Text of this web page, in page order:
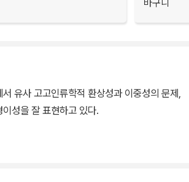
바구니
유사 고고인류학적 환상성과 이중성의 문제,
성을 잘 표현하고 있다.